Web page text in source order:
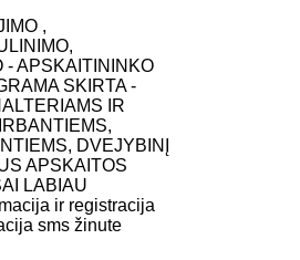
,
APSKAITININKO
SKIRTA -
IR
DVEJYBINĮ
APSKAITOS
LABIAU
ir registracija
sms žinute